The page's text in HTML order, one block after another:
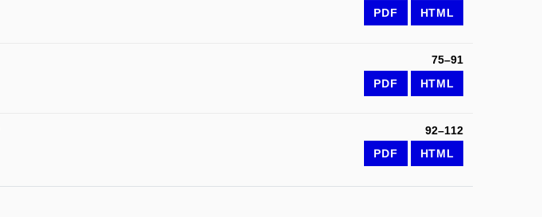
PDF HTML
75–91
PDF HTML
92–112
PDF HTML